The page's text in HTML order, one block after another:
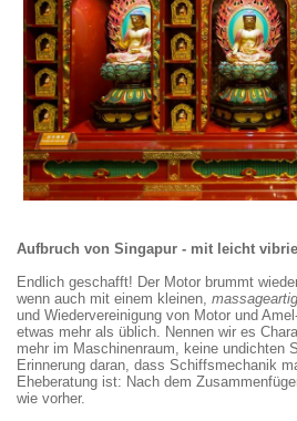
Aufbruch von Singapur - mit leicht
Endlich geschafft! Der Motor brummt
wenn auch mit einem kleinen,
und Wiedervereinigung von Motor und
etwas mehr als üblich. Nennen wir es
mehr im Maschinenraum, keine undichten
Erinnerung daran, dass Schiffsmechanik
Eheberatung ist: Nach dem
wie vorher.